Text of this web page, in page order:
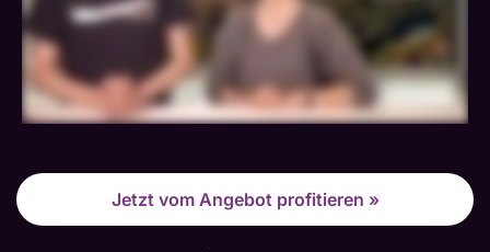
Jetzt vom Angebot profitieren »